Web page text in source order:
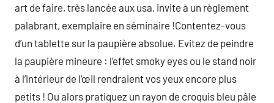
art de faire, très lancée aux usa, invite à un règlement
palabrant, exemplaire en séminaire !Contentez-vous
d’un tablette sur la paupière absolue. Evitez de peindre
la paupière mineure : l’effet smoky eyes ou le stand noir
à l’intérieur de l’œil rendraient vos yeux encore plus
petits ! Ou alors pratiquez un rayon de croquis bleu pâle